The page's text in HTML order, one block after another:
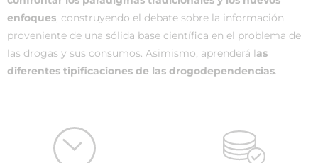
enfoques, construyendo el debate sobre la información
proveniente de una sólida base científica en el problema de
las drogas y sus consumos. Asimismo, aprenderá las
diferentes tipificaciones de las drogodependencias.